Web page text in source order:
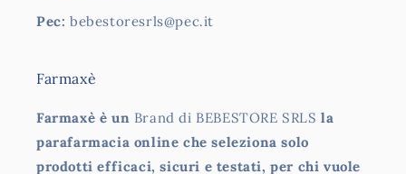
Pec: bebestoresrls@pec.it
Farmaxè
Farmaxè è un Brand di BEBESTORE SRLS la
parafarmacia online che seleziona solo
prodotti efficaci, sicuri e testati, per chi vuole